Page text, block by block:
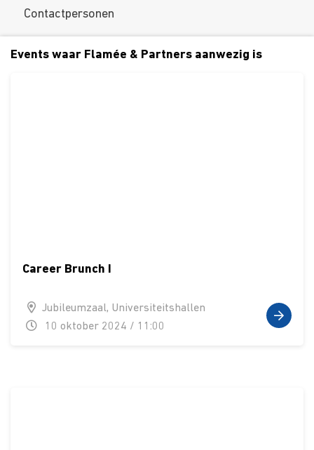
Contactpersonen
Events waar Flamée & Partners aanwezig is
Career Brunch I
Jubileumzaal, Universiteitshallen
10 oktober 2024 / 11:00